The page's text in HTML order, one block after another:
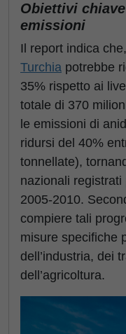
Obiettivi
emissioni
Il report indica
Turchia potrebbe
35% rispetto ai
totale di 370
le emissioni di
ridursi del 40%
tonnellate),
nazionali registrati
2005-2010.
compiere tali
misure specifiche
dell’industria, dei
dell’agricoltura.